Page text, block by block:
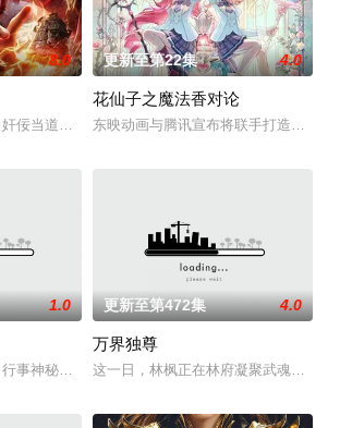
溪沙、赤霞峰、风吟山庄、无尘岛、轩辕门五大宗
8.0
佞当道。又值幽界入侵，人、幽两界势力荼毒人
更新至第22集 4.0
花仙子之魔法香对论
东映动画与腾讯宣布将联手打造『花仙
永恒的禁区。末世之中，因果随行，死地后生。
七玄门参加入门考核，最终被墨大夫收入门下。墨
1.0
事神秘的翩翩公子是何身份；九重死地深处的灵
更新至第472集 4.0
万界独尊
这一日，林枫正在林府凝聚武魂，不